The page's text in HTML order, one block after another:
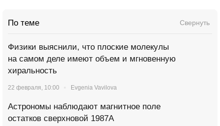
По теме Свернуть
Физики выяснили, что плоские молекулы
на самом деле имеют объем и мгновенную
хиральность
22 февраля, 10:00 Evgenia Vavilova
Астрономы наблюдают магнитное поле
остатков сверхновой 1987А